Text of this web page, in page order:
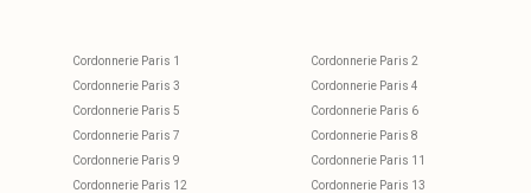
Cordonnerie Paris 1
Cordonnerie Paris 2
Cordonnerie Paris 3
Cordonnerie Paris 4
Cordonnerie Paris 5
Cordonnerie Paris 6
Cordonnerie Paris 7
Cordonnerie Paris 8
Cordonnerie Paris 9
Cordonnerie Paris 11
Cordonnerie Paris 12
Cordonnerie Paris 13